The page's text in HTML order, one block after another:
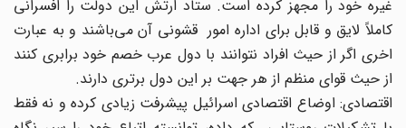
غیره خود را مجهز کرده است. ستاد ارتش این دولت را افسرانی
کاملاً لایق و قابل برای اداره امور قشونی آن می‌باشند و به عبارت
اخری اگر از حیث افراد نتوانند با دول عرب خصم خود برابری کنند
از حیث قوای منظم از هر جهت بر این دول برتری دارند.
اقتصادی: اوضاع اقتصادی اسرائیل پیشرفت زیادی کرده و نه فقط